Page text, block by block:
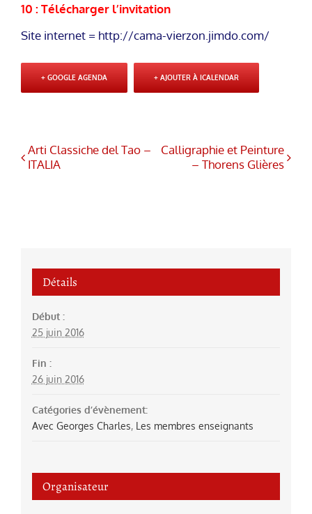
10 : Télécharger l’invitation
Site internet = http://cama-vierzon.jimdo.com/
+ GOOGLE AGENDA + AJOUTER À ICALENDAR
Arti Classiche del Tao –
ITALIA
Calligraphie et Peinture
– Thorens Glières
Détails
Début :
25 juin 2016
Fin :
26 juin 2016
Catégories d’évènement:
Avec Georges Charles, Les membres enseignants
Organisateur